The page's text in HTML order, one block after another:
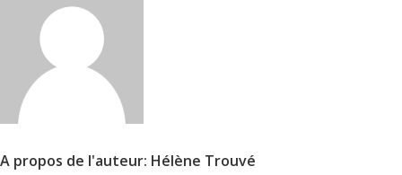
A propos de l'auteur: Hélène Trouvé